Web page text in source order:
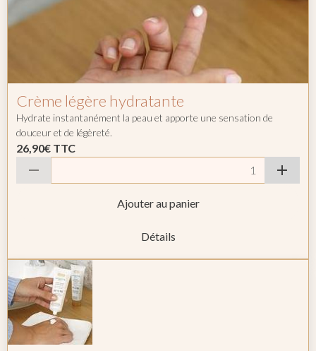
Crème légère hydratante
Hydrate instantanément la peau et apporte une sensation de
douceur et de légèreté.
26,90€ TTC
Ajouter au panier
Détails